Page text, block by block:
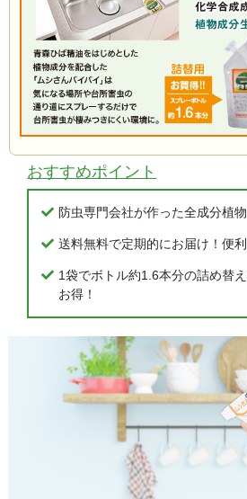
おすすめポイント
防虫専門会社が作った全成分植
送料無料で定期的にお届け！便
1袋でボトル約1.6本分の詰め替
お得！